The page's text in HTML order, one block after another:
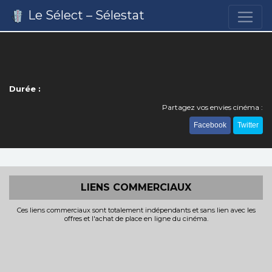
Le Sélect – Sélestat
Durée :
Partagez vos envies cinéma :
Facebook Twitter
LIENS COMMERCIAUX
Ces liens commerciaux sont totalement indépendants et sans lien avec les
offres et l'achat de place en ligne du cinéma.